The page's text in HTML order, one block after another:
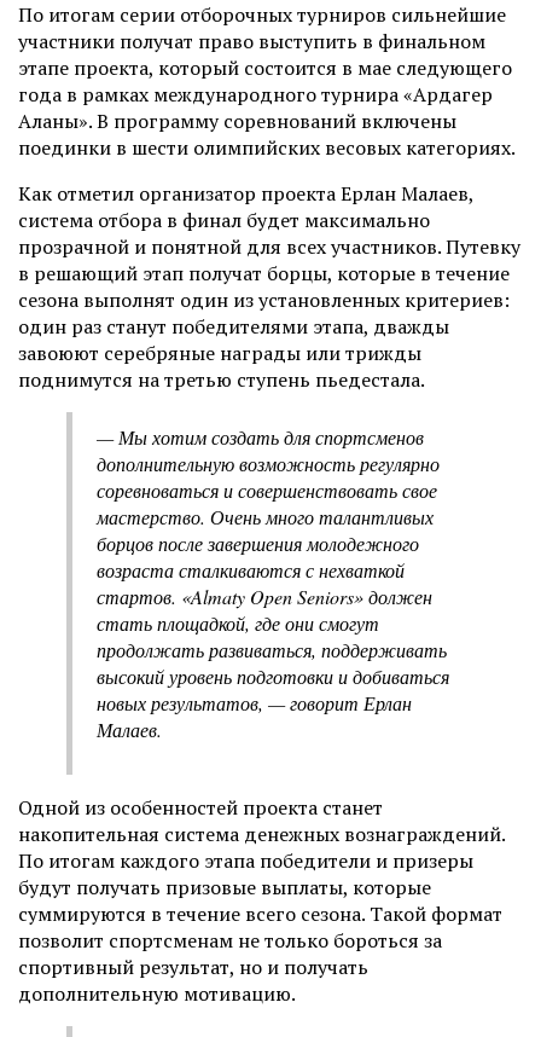
По итогам серии отборочных турниров сильнейшие
участники получат право выступить в финальном
этапе проекта, который состоится в мае следующего
года в рамках международного турнира «Ардагер
Аланы». В программу соревнований включены
поединки в шести олимпийских весовых категориях.
Как отметил организатор проекта Ерлан Малаев,
система отбора в финал будет максимально
прозрачной и понятной для всех участников. Путевку
в решающий этап получат борцы, которые в течение
сезона выполнят один из установленных критериев:
один раз станут победителями этапа, дважды
завоюют серебряные награды или трижды
поднимутся на третью ступень пьедестала.
— Мы хотим создать для спортсменов
дополнительную возможность регулярно
соревноваться и совершенствовать свое
мастерство. Очень много талантливых
борцов после завершения молодежного
возраста сталкиваются с нехваткой
стартов. «Almaty Open Seniors» должен
стать площадкой, где они смогут
продолжать развиваться, поддерживать
высокий уровень подготовки и добиваться
новых результатов, — говорит Ерлан
Малаев.
Одной из особенностей проекта станет
накопительная система денежных вознаграждений.
По итогам каждого этапа победители и призеры
будут получать призовые выплаты, которые
суммируются в течение всего сезона. Такой формат
позволит спортсменам не только бороться за
спортивный результат, но и получать
дополнительную мотивацию.